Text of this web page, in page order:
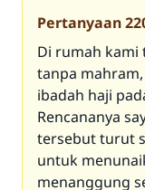
Pertanyaan
Di rumah
tanpa
ibadah haji
Rencananya
tersebut turut
untuk
menanggung